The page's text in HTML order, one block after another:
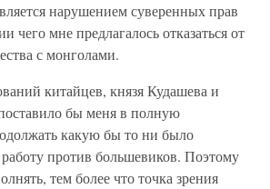
нарушением суверенных прав
чего мне предлагалось отказаться от
с монголами.
китайцев, князя Кудашева и
бы меня в полную
какую бы то ни было
против большевиков. Поэтому
тем более что точка зрения